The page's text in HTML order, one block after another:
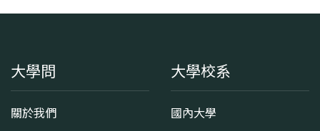
大學問
關於我們
大學校系
國內大學